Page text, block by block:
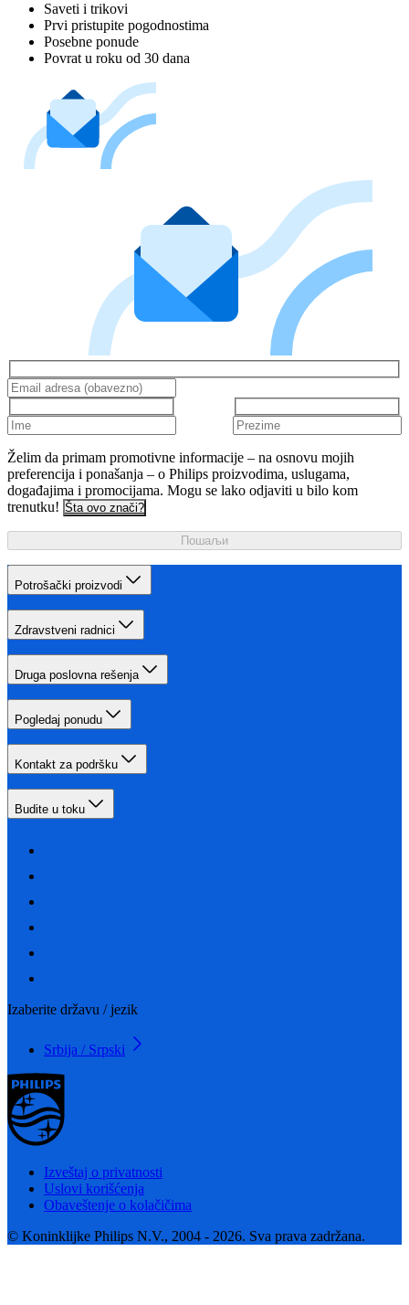
Saveti i trikovi
Prvi pristupite pogodnostima
Posebne ponude
Povrat u roku od 30 dana
Želim da primam promotivne informacije – na osnovu mojih
preferencija i ponašanja – o Philips proizvodima, uslugama,
događajima i promocijama. Mogu se lako odjaviti u bilo kom
trenutku! Šta ovo znači?
Пошаљи
Potrošački proizvodi
Zdravstveni radnici
Druga poslovna rešenja
Pogledaj ponudu
Kontakt za podršku
Budite u toku
Izaberite državu / jezik
Srbija / Srpski
Izveštaj o privatnosti
Uslovi korišćenja
Obaveštenje o kolačičima
© Koninklijke Philips N.V., 2004 - 2026. Sva prava zadržana.